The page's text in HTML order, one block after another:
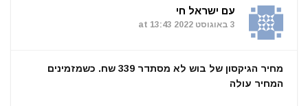
עם ישראל חי
3 באוגוסט 2022 at 13:43
מחיר הגיקסון של בוש לא מסתדר 339 שח. כשמזמינים
המחיר עולה